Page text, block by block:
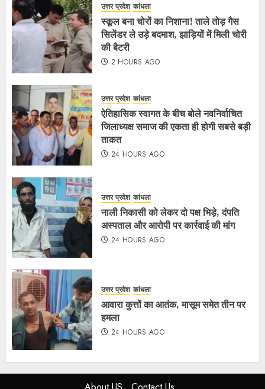
उत्तर प्रदेश कांधला
स्कूल बना चोरों का निशाना! ताले तोड़ गैस
सिलेंडर ले उड़े बदमाश, झाड़ियों में मिली चोरी
की बैटरी
2 HOURS AGO
उत्तर प्रदेश कांधला
ऐतिहासिक स्वागत के बीच बोले नवनिर्वाचित
जिलाध्यक्ष समाज की एकता ही होगी सबसे बड़ी
ताकत
24 HOURS AGO
उत्तर प्रदेश कांधला
नाली निकासी को लेकर दो पक्ष भिड़े, दंपति
अस्पताल और आरोपी पर कार्रवाई की मांग
24 HOURS AGO
उत्तर प्रदेश कांधला
आवारा कुत्तों का आतंक, मासूम समेत तीन पर
हमला
24 HOURS AGO